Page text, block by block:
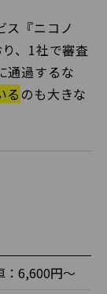
ス『ニコノ
、1社で審査
通過するな
る のも大きな
：6,600円〜